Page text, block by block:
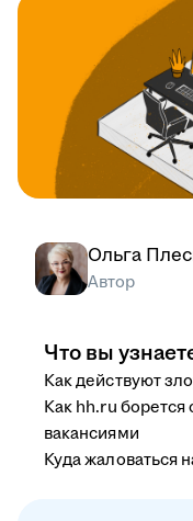
Ольга
Автор
Что вы
Как действуют
Как hh.ru
вакансиями
Куда жаловаться